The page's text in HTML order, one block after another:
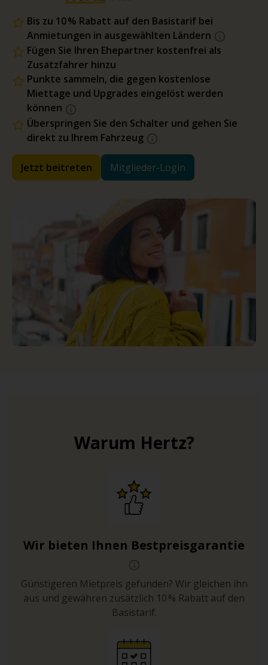
Bis zu 10 % Rabatt auf den Basistarif bei
Anmietungen in ausgewählten Ländern
Fügen Sie Ihren Ehepartner kostenfrei als
Zusatzfahrer hinzu
Punkte sammeln, die gegen kostenlose
Miettage und Upgrades eingelöst werden
können
Überspringen Sie den Schalter und gehen Sie
direkt zu Ihrem Fahrzeug
Jetzt beitreten Mitglieder-Login
Warum Hertz?
Wir bieten Ihnen Bestpreisgarantie
Günstigeren Mietpreis gefunden? Wir gleichen ihn
aus und gewähren zusätzlich 10 % Rabatt auf den
Basistarif.